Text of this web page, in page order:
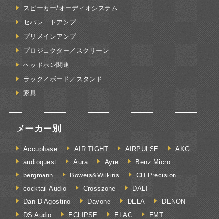
スピーカー/オーディオシステム
セパレートアンプ
プリメインアンプ
プロジェクター／スクリーン
ヘッドホン関連
ラック／ボード／スタンド
家具
メーカー別
Accuphase AIR TIGHT AIRPULSE
AKG
audioquest
Aura Ayre
Benz Micro
bergmann
Bowers&Wilkins
CH Precision
cocktail Audio
Crosszone
DALI
Dan D’Agostino
Davone DELA
DENON
DS Audio
ECLIPSE ELAC EMT